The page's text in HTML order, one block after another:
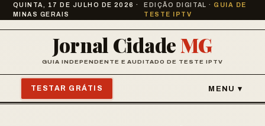
QUINTA, 17 DE JULHO DE 2026 ·
MINAS GERAIS
EDIÇÃO DIGITAL · GUIA DE
TESTE IPTV
Jornal CidadeMG
GUIA INDEPENDENTE E AUDITADO DE TESTE IPTV
TESTAR GRÁTIS MENU ▾